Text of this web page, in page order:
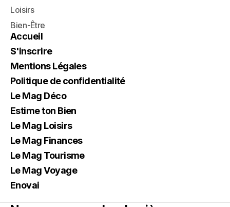
Loisirs
Bien-Être
Accueil
S'inscrire
Mentions Légales
Politique de confidentialité
Le Mag Déco
Estime ton Bien
Le Mag Loisirs
Le Mag Finances
Le Mag Tourisme
Le Mag Voyage
Enovai